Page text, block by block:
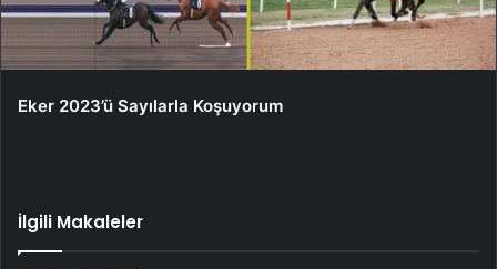
Eker 2023’ü Sayılarla Koşuyorum
İlgili Makaleler